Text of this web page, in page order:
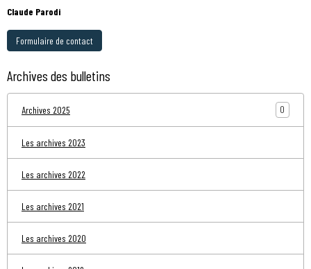
Claude Parodi
Formulaire de contact
Archives des bulletins
Archives 2025 0
Les archives 2023
Les archives 2022
Les archives 2021
Les archives 2020